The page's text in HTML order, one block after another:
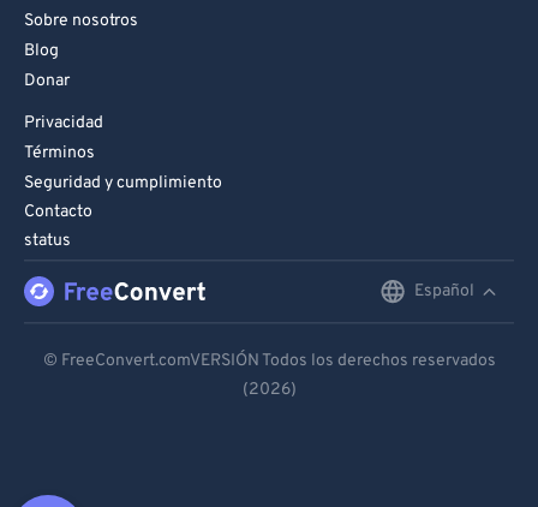
Sobre nosotros
Blog
Donar
Privacidad
Términos
Seguridad y cumplimiento
Contacto
status
Español
Español
© FreeConvert.comVERSIÓN Todos los derechos reservados
(2026)